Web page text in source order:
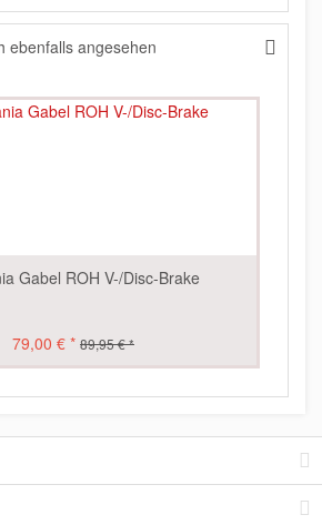
ebenfalls angesehen
Gabel ROH V-/Disc-Brake
79,00 € * 89,95 € *